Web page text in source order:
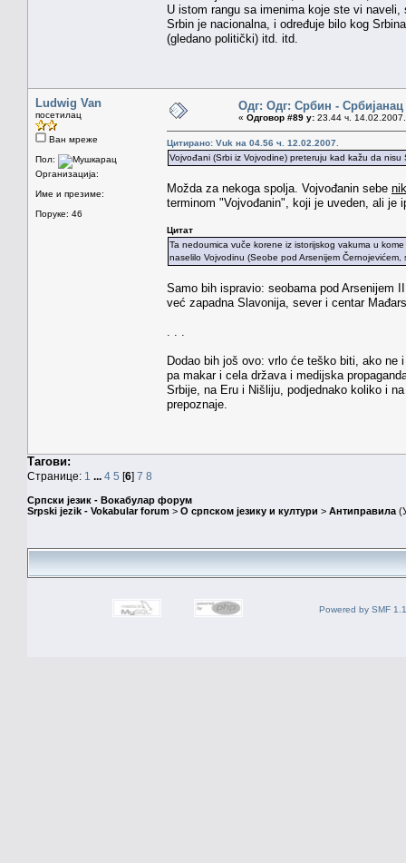
U istom rangu sa imenima koje ste vi
Srbin je nacionalna, i određuje bilo kog
(gledano politički) itd. itd.
Ludwig Van
посетилац
Ван мреже
Пол:
Организација:
Име и презиме:
Поруке: 46
Одг: Одг: Србин - Србијанац
« Одговор #89 у: 23.44 ч.
Цитирано: Vuk на 04.56 ч. 12.02.2007.
Vojvođani (Srbi iz Vojvodine) preteruju kad kažu da nisu
Možda za nekoga spolja. Vojvođanin sebe
terminom "Vojvođanin", koji je uveden, ali je
Цитат
Ta nedoumica vuče korene iz istorijskog vakuma u
naselilo Vojvodinu (Seobe pod Arsenijem Černojevićem,
Samo bih ispravio: seobama pod Arsenijem
već zapadna Slavonija, sever i centar
Dodao bih još ovo: vrlo će teško biti, ako ne
pa makar i cela država i medijska
Srbije, na Eru i Nišliju, podjednako koliko i
prepoznaje.
Тагови:
Странице: 1 ... 4 5 [6] 7 8
Српски језик - Вокабулар форум
Srpski jezik - Vokabular forum > О српском језику и култури > Антиправила
Powered by SMF